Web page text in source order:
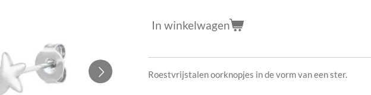
In winkelwagen
Roestvrijstalen oorknopjes in de vorm van een ster.